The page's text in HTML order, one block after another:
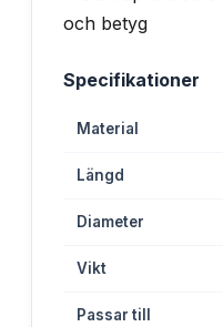
Specifikationer
Material
Längd
Diameter
Vikt
Passar till